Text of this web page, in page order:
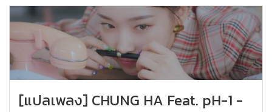
[แปลเพลง] CHUNG HA Feat. pH-1 -